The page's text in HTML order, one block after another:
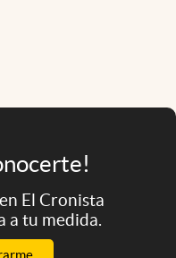
en El Cronista
a tu medida.